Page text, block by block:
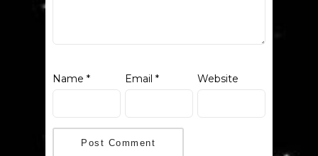
Name * Email * Website